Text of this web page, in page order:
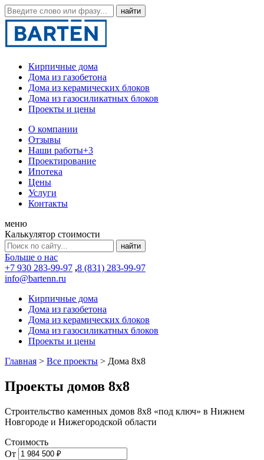
Кирпичные дома
Дома из газобетона
Дома из керамических блоков
Дома из газосиликатных блоков
Проекты и цены
О компании
Отзывы
Наши работы+3
Проектирование
Ипотека
Цены
Услуги
Контакты
меню
Калькулятор стоимости
Больше о нас
+7 930 283-99-97 ,8 (831) 283-99-97
info@bartenn.ru
Кирпичные дома
Дома из газобетона
Дома из керамических блоков
Дома из газосиликатных блоков
Проекты и цены
Главная > Все проекты > Дома 8x8
Проекты домов 8х8
Строительство каменных домов 8х8 «под ключ» в Нижнем
Новгороде и Нижегородской области
Стоимость
От